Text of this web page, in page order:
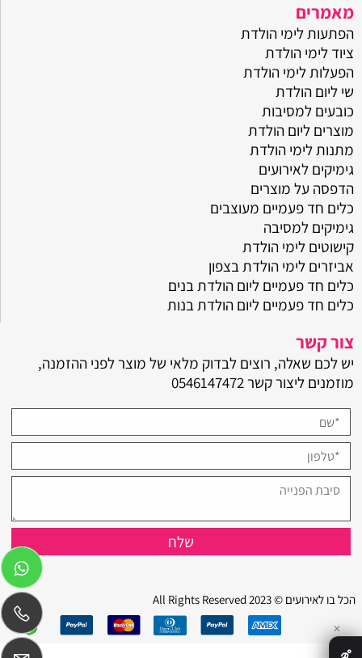
מאמרים
הפתעות לימי הולדת
ציוד לימי הולדת
הפעלות לימי הולדת
שי ליום הולדת
כובעים למסיבות
מוצרים ליום הולדת
מתנות לימי הולדת
גימיקים לאירועים
הדפסה על מוצרים
כלים חד פעמיים מעוצבים
גימיקים למסיבה
קישוטים לימי הולדת
אביזרים לימי הולדת בצפון
כלים חד פעמיים ליום הולדת בנים
כלים חד פעמיים ליום הולדת בנות
צור קשר
יש לכם שאלה, רוצים לבדוק מלאי של מוצר לפני ההזמנה,
מוזמנים ליצור קשר0546147472
הכל בו לאירועים © 2023 All Rights Reserved
✕